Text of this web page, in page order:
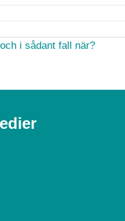
i sådant fall när?